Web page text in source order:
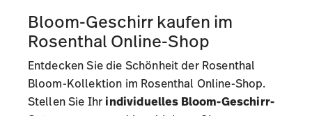
Bloom-Geschirr kaufen im
Rosenthal Online-Shop
Entdecken Sie die Schönheit der Rosenthal
Bloom-Kollektion im Rosenthal Online-Shop.
Stellen Sie Ihrindividuelles Bloom-Geschirr-